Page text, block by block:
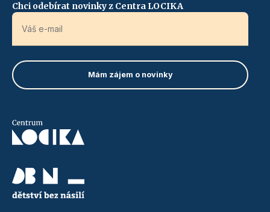
Chci odebírat novinky z Centra LOCIKA